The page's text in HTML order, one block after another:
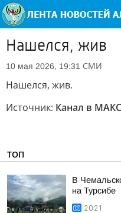
Нашелся, жив
10 мая 2026, 19:31 СМИ
Нашелся, жив.
Источник: Канал в
ТОП
В
на Турсибе
20:21